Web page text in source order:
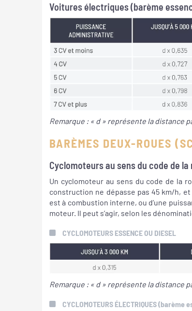
Voitures électriques (barème
Remarque : « d » représente la distance
BARÈMES DEUX-ROUES
Cyclomoteurs au sens du code de la
Un cyclomoteur au sens du code de la
construction ne dépasse pas 45 km/h, et
est à combustion interne, ou d’une
moteur. Il peut s’agir, selon les
CYCLOMOTEURS ESSENCE OU DIESEL
Remarque : « d » représente la distance
CYCLOMOTEURS ÉLECTRIQUES